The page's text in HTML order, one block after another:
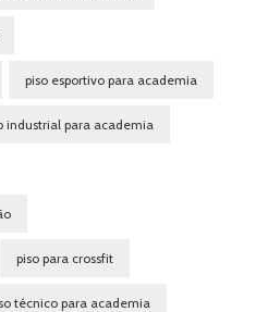
piso esportivo para academia
industrial para academia
piso para crossfit
técnico para academia